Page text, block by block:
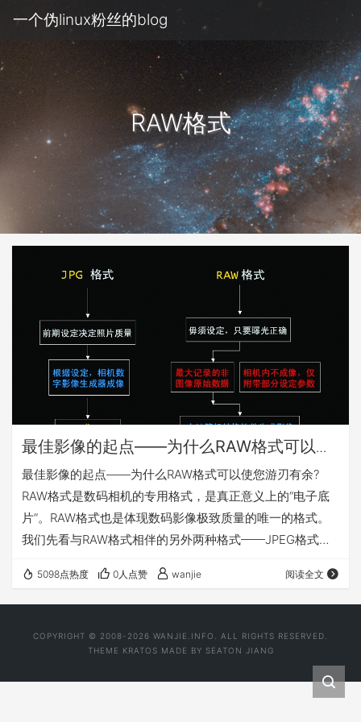
一个伪linux粉丝的blog
RAW格式
最佳影像的起点——为什么RAW格式可以使
您游刃有余?
最佳影像的起点——为什么RAW格式可以使您游刃有余?
RAW格式是数码相机的专用格式，是真正意义上的“电子底
片”。RAW格式也是体现数码影像极致质量的唯一的格式。
我们先看与RAW格式相伴的另外两种格式——JPEG格式和
5098点热度 0人点赞 wanjie 阅读全文
COPYRIGHT © 2008-2026 WANJIE.INFO. ALL RIGHTS RESERVED.
THEME KRATOS MADE BY SEATON JIANG